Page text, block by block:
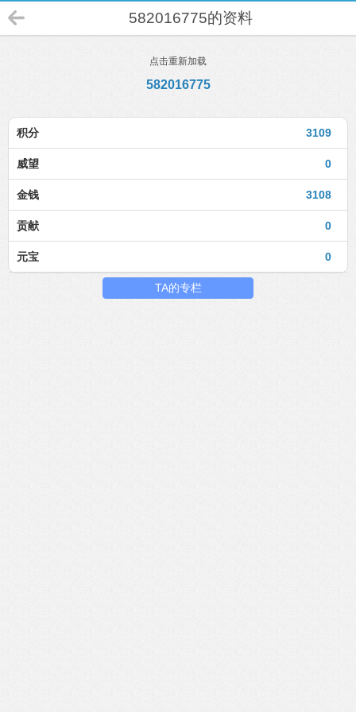
582016775的资料
点击重新加载
582016775
3109
积分
0
威望
3108
金钱
0
贡献
0
元宝
TA的专栏